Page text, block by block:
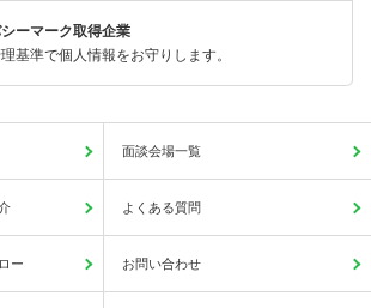
ーマーク取得企業
基準で個人情報をお守りします。
面談会場一覧
よくある質問
ー お問い合わせ